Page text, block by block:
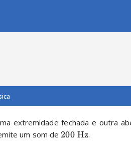
extremidade fechada e outra
um som de 200 Hz.